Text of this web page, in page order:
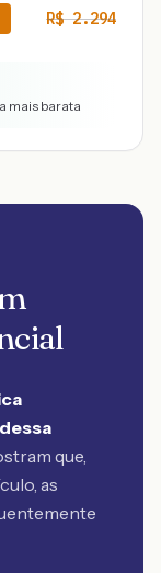
R$2.294
mais barata
que,
as